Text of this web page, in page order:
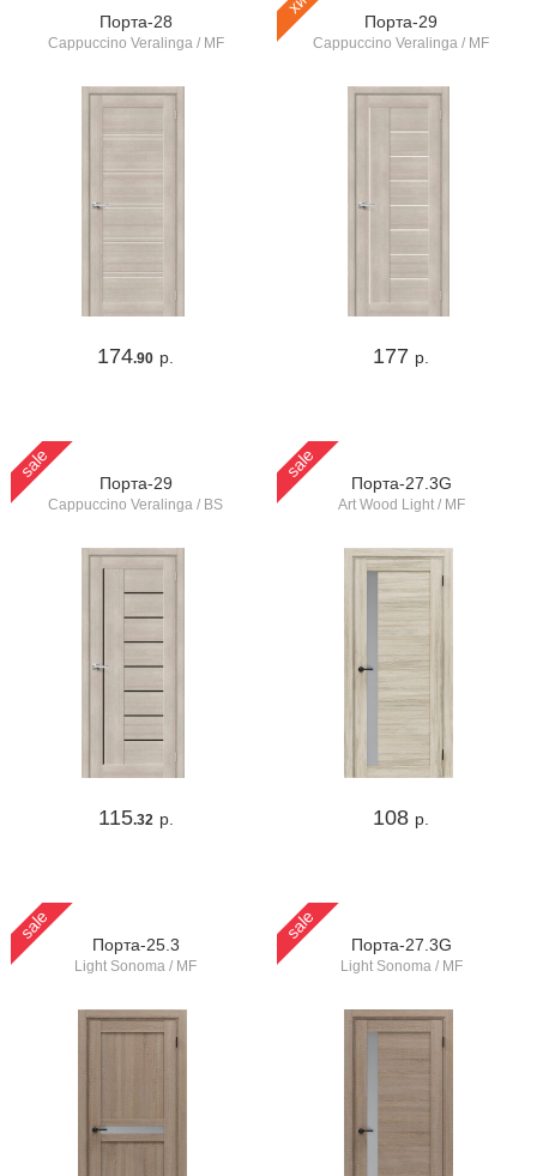
Порта-28
Cappuccino Veralinga / MF
174.90 р.
Порта-29
Cappuccino Veralinga / MF
177 р.
sale
Порта-29
Cappuccino Veralinga / BS
115.32 р.
sale
Порта-27.3G
Art Wood Light / MF
108 р.
sale
Порта-25.3
Light Sonoma / MF
sale
Порта-27.3G
Light Sonoma / MF